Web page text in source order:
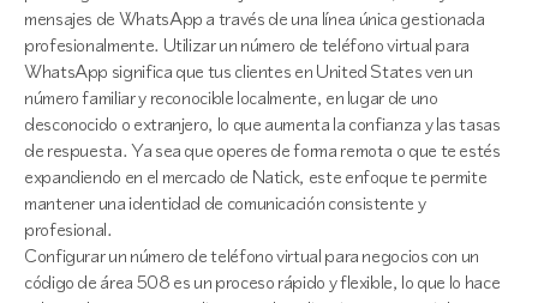
mensajes de WhatsApp a través de una línea única gestionada
profesionalmente. Utilizar un número de teléfono virtual para
WhatsApp significa que tus clientes en United States ven un
número familiar y reconocible localmente, en lugar de uno
desconocido o extranjero, lo que aumenta la confianza y las tasas
de respuesta. Ya sea que operes de forma remota o que te estés
expandiendo en el mercado de Natick, este enfoque te permite
mantener una identidad de comunicación consistente y
profesional.
Configurar un número de teléfono virtual para negocios con un
código de área 508 es un proceso rápido y flexible, lo que lo hace